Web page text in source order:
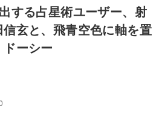
する占星術ユーザー、射
玄と、飛青空色に軸を置
ーシー